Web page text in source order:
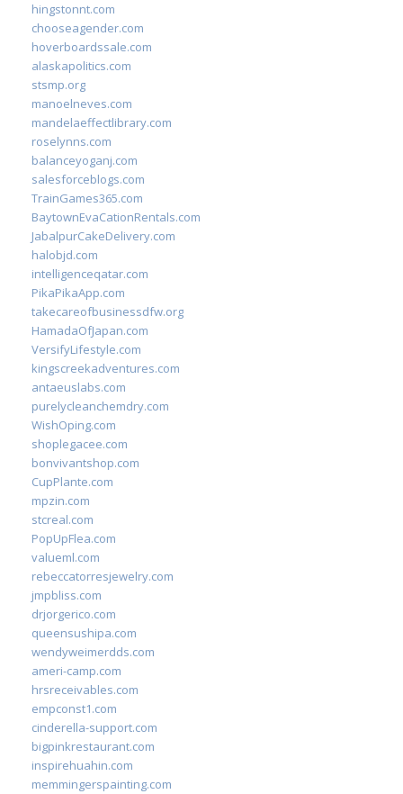
hingstonnt.com
chooseagender.com
hoverboardssale.com
alaskapolitics.com
stsmp.org
manoelneves.com
mandelaeffectlibrary.com
roselynns.com
balanceyoganj.com
salesforceblogs.com
TrainGames365.com
BaytownEvaCationRentals.com
JabalpurCakeDelivery.com
halobjd.com
intelligenceqatar.com
PikaPikaApp.com
takecareofbusinessdfw.org
HamadaOfJapan.com
VersifyLifestyle.com
kingscreekadventures.com
antaeuslabs.com
purelycleanchemdry.com
WishOping.com
shoplegacee.com
bonvivantshop.com
CupPlante.com
mpzin.com
stcreal.com
PopUpFlea.com
valueml.com
rebeccatorresjewelry.com
jmpbliss.com
drjorgerico.com
queensushipa.com
wendyweimerdds.com
ameri-camp.com
hrsreceivables.com
empconst1.com
cinderella-support.com
bigpinkrestaurant.com
inspirehuahin.com
memmingerspainting.com